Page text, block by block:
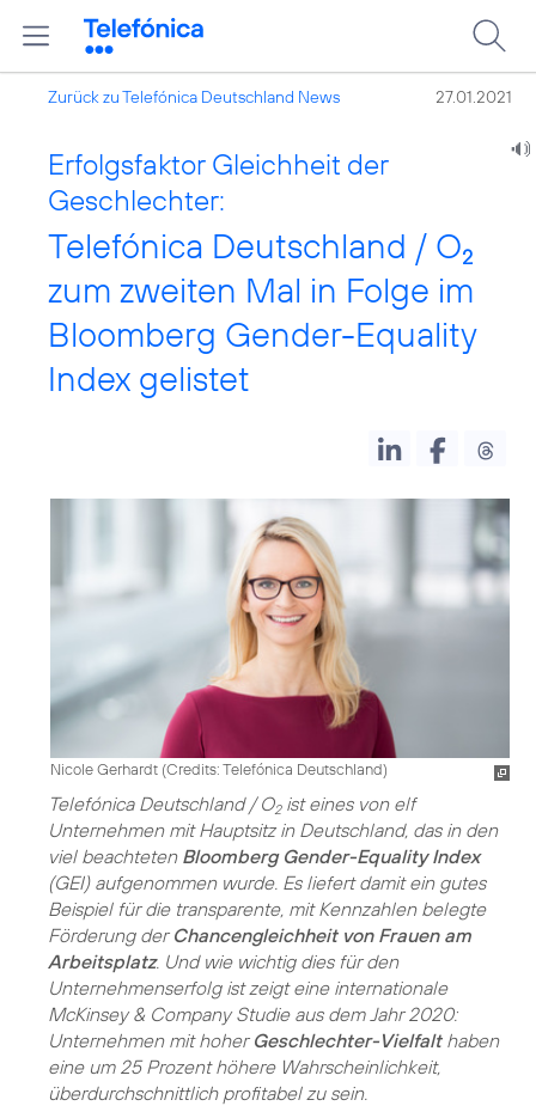
Zurück zu Telefónica Deutschland News 27.01.2021
Erfolgsfaktor Gleichheit der
Geschlechter:
Telefónica Deutschland / O2
zum zweiten Mal in Folge im
Bloomberg Gender-Equality
Index gelistet
Nicole Gerhardt (Credits: Telefónica Deutschland)
Telefónica Deutschland / O2ist eines von elf
Unternehmen mit Hauptsitz in Deutschland, das in den
viel beachteten Bloomberg Gender-Equality Index
(GEI) aufgenommen wurde. Es liefert damit ein gutes
Beispiel für die transparente, mit Kennzahlen belegte
Förderung der Chancengleichheit von Frauen am
Arbeitsplatz. Und wie wichtig dies für den
Unternehmenserfolg ist zeigt eine internationale
McKinsey & Company Studie aus dem Jahr 2020:
Unternehmen mit hoher Geschlechter-Vielfalthaben
eine um 25 Prozent höhere Wahrscheinlichkeit,
überdurchschnittlich profitabel zu sein.